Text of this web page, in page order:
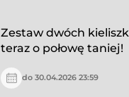
Zestaw dwóch
teraz o połowę taniej!
do 30.04.2026 23:59